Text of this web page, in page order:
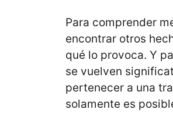
Para comprender
encontrar otros
qué lo provoca. Y
se vuelven
pertenecer a una
solamente es